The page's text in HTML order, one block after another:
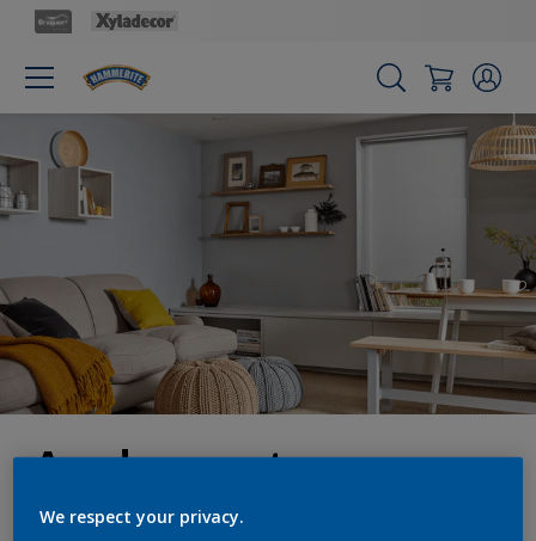
Ayuda experta
We respect your privacy.